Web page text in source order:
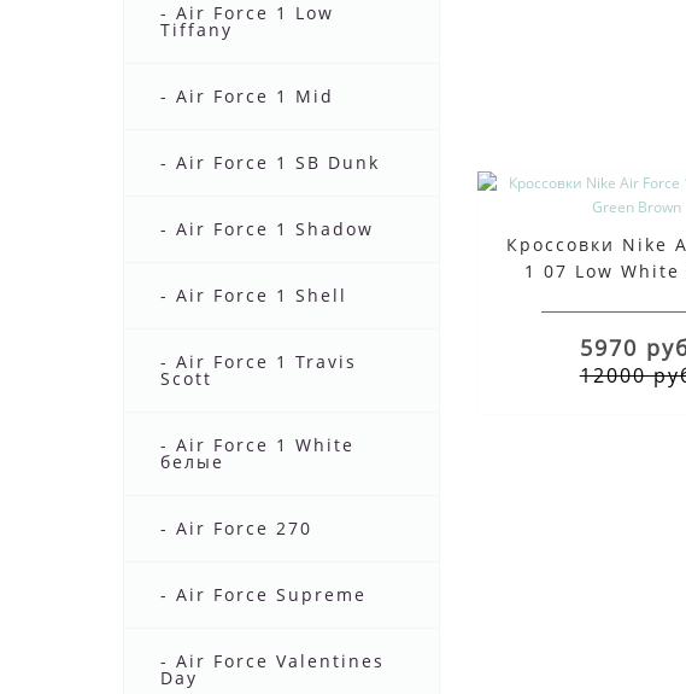
- Air Force 1 Low
Tiffany
- Air Force 1 Mid
- Air Force 1 SB Dunk
- Air Force 1 Shadow
- Air Force 1 Shell
- Air Force 1 Travis
Scott
- Air Force 1 White
белые
- Air Force 270
- Air Force Supreme
- Air Force Valentines
Day
Кроссовки Nike
1 07 Low White
5970
12000